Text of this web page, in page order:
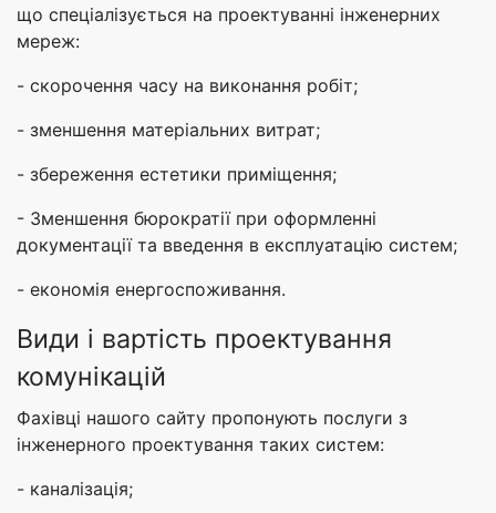
що спеціалізується на проектуванні інженерних
мереж:
- скорочення часу на виконання робіт;
- зменшення матеріальних витрат;
- збереження естетики приміщення;
- Зменшення бюрократії при оформленні
документації та введення в експлуатацію систем;
- економія енергоспоживання.
Види і вартість проектування
комунікацій
Фахівці нашого сайту пропонують послуги з
інженерного проектування таких систем:
- каналізація;